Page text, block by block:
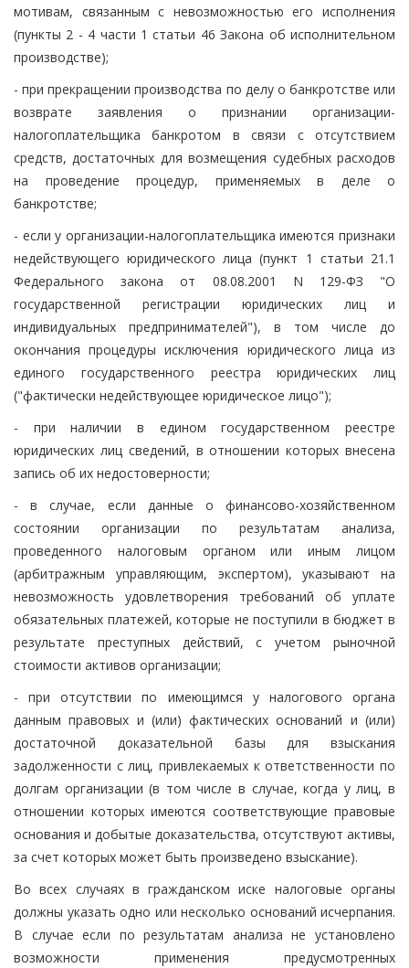
мотивам, связанным с невозможностью его исполнения
(пункты 2 - 4 части 1 статьи 46 Закона об исполнительном
производстве);
- при прекращении производства по делу о банкротстве или
возврате заявления о признании организации-
налогоплательщика банкротом в связи с отсутствием
средств, достаточных для возмещения судебных расходов
на проведение процедур, применяемых в деле о
банкротстве;
- если у организации-налогоплательщика имеются признаки
недействующего юридического лица (пункт 1 статьи 21.1
Федерального закона от 08.08.2001 N 129-ФЗ "О
государственной регистрации юридических лиц и
индивидуальных предпринимателей"), в том числе до
окончания процедуры исключения юридического лица из
единого государственного реестра юридических лиц
("фактически недействующее юридическое лицо");
- при наличии в едином государственном реестре
юридических лиц сведений, в отношении которых внесена
запись об их недостоверности;
- в случае, если данные о финансово-хозяйственном
состоянии организации по результатам анализа,
проведенного налоговым органом или иным лицом
(арбитражным управляющим, экспертом), указывают на
невозможность удовлетворения требований об уплате
обязательных платежей, которые не поступили в бюджет в
результате преступных действий, с учетом рыночной
стоимости активов организации;
- при отсутствии по имеющимся у налогового органа
данным правовых и (или) фактических оснований и (или)
достаточной доказательной базы для взыскания
задолженности с лиц, привлекаемых к ответственности по
долгам организации (в том числе в случае, когда у лиц, в
отношении которых имеются соответствующие правовые
основания и добытые доказательства, отсутствуют активы,
за счет которых может быть произведено взыскание).
Во всех случаях в гражданском иске налоговые органы
должны указать одно или несколько оснований исчерпания.
В случае если по результатам анализа не установлено
возможности применения предусмотренных